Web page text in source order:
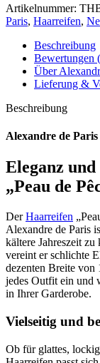
Artikelnummer:
Paris, Haarreifen,
Beschreibung
Bewertungen
Über
Lieferung &
Beschreibung
Alexandre de
Eleganz
„Peau de
DerHaarreifen
Alexandre de Paris
kältere Jahreszeit
vereint er schlichte
dezenten Breite von
jedes Outfit ein und
in Ihrer Garderobe.
Vielseitig und
Ob für glattes,